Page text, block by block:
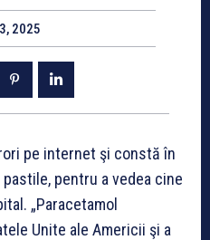
2025
pe internet şi constă în
pentru a vedea cine
„Paracetamol
Unite ale Americii şi a